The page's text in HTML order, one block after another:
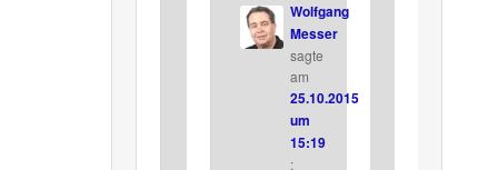
Wolfgang
Messer
sagte
am
25.10.2015
um
15:19
: